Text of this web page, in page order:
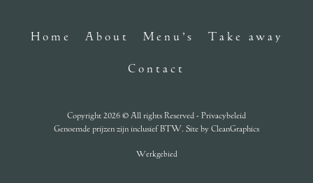
Home About Menu’s Take away
Contact
Copyright 2026 © All rights Reserved -Privacybeleid
Genoemde prijzen zijn inclusief BTW. Site by CleanGraphics
Werkgebied